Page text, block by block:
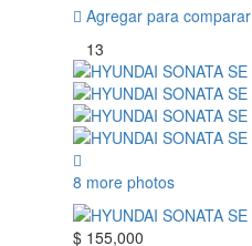
Agregar para comparar
13
8 more photos
$ 155,000